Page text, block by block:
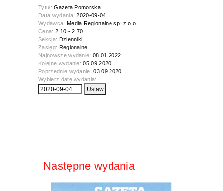
Tytuł:Gazeta Pomorska
Data wydania:2020-09-04
Wydawca: Media Regionalne sp. z o.o.
Cena: 2.10 - 2.70
Sekcja: Dzienniki
Zasięg: Regionalne
Najnowsze wydanie:08.01.2022
Kolejne wydanie:05.09.2020
Poprzednie wydanie:03.09.2020
Wybierz datę wydania:
Następne wydania